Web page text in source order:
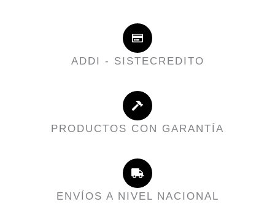
ADDI - SISTECREDITO
PRODUCTOS CON GARANTÍA
ENVÍOS A NIVEL NACIONAL